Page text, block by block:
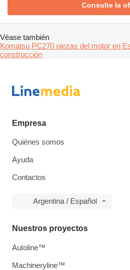
Consulte la
Véase también
Komatsu PC270 piezas del motor en
construcción
Empresa
Quiénes somos
Ayuda
Contactos
Argentina / Español
Nuestros proyectos
Autoline™
Machineryline™